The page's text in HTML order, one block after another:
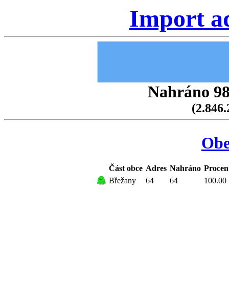
Import
Nahráno
Část obce Adres Nahráno
Břežany
64 64 100.00